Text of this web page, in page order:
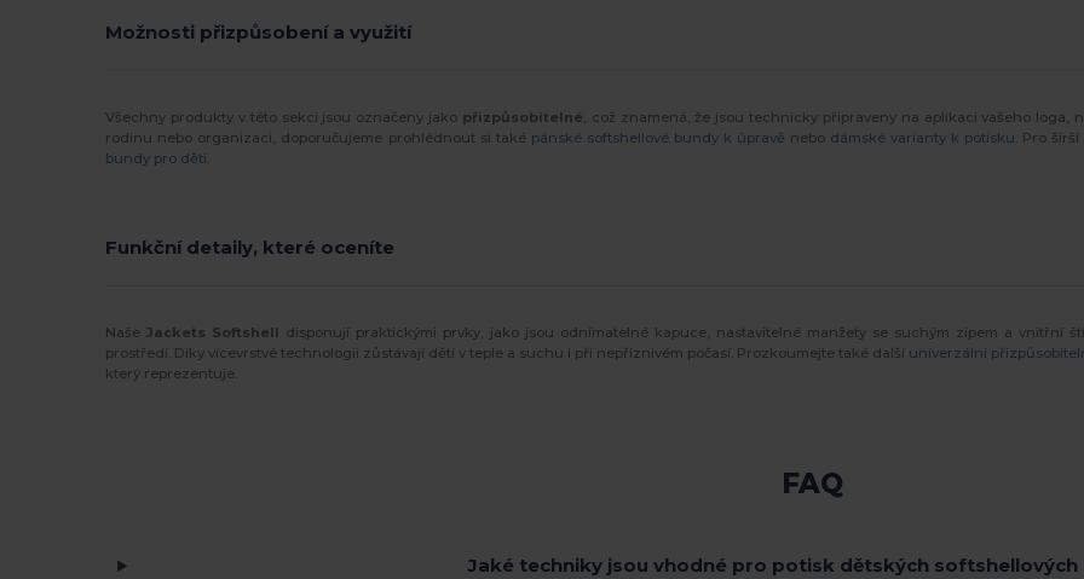
Možnosti přizpůsobení a využití
Všechny produkty v této sekci jsou označeny jako přizpůsobitelné , což znamená, že jsou technicky připraveny na aplikaci vašeho
rodinu nebo organizaci, doporučujeme prohlédnout si také pánské softshellové bundy k úpravě nebo dámské varianty k potisku . Pro
bundy pro děti
Funkční detaily, které oceníte
NašeJackets Softshell disponují praktickými prvky, jako jsou odnímatelné kapuce, nastavitelné manžety se suchým zipem a vnitřní
prostředí. Díky vícevrstvé technologii zůstávají děti v teple a suchu i při nepříznivém počasí. Prozkoumejte také další univerzální
který reprezentuje.
FAQ
Jaké techniky jsou vhodné pro potisk dětských softshellových